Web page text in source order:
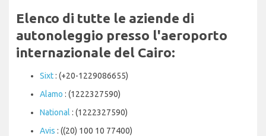
Elenco di tutte le aziende di
autonoleggio presso l'aeroporto
internazionale del Cairo:
Sixt: (+20-1229086655)
Alamo : (1222327590)
National : (1222327590)
Avis : ((20) 100 10 77400)